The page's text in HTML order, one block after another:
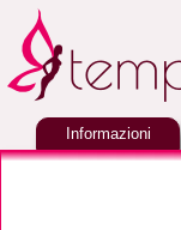
Informazioni